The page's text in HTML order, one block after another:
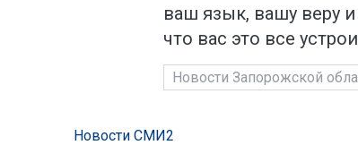
ваш язык, вашу веру
что вас это все
Новости Запорожской
Новости СМИ2